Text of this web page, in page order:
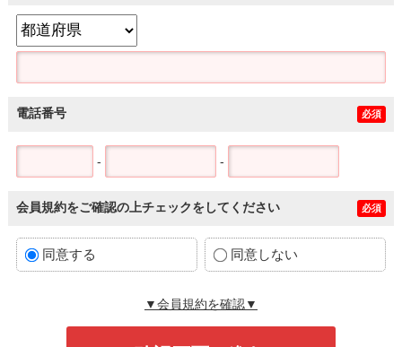
電話番号 必須
- -
会員規約をご確認の上チェックをしてください 必須
同意する 同意しない
▼会員規約を確認▼